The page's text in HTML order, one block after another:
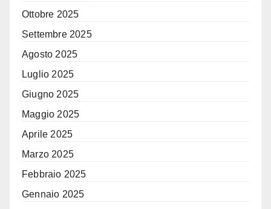
Ottobre 2025
Settembre 2025
Agosto 2025
Luglio 2025
Giugno 2025
Maggio 2025
Aprile 2025
Marzo 2025
Febbraio 2025
Gennaio 2025